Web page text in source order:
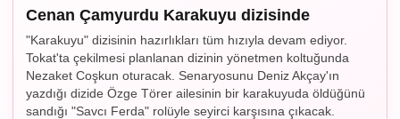
Cenan Çamyurdu Karakuyu dizisinde
"Karakuyu" dizisinin hazırlıkları tüm hızıyla devam ediyor.
Tokat'ta çekilmesi planlanan dizinin yönetmen koltuğunda
Nezaket Coşkun oturacak. Senaryosunu Deniz Akçay'ın
yazdığı dizide Özge Törer ailesinin bir karakuyuda öldüğünü
sandığı "Savcı Ferda" rolüyle seyirci karşısına çıkacak.